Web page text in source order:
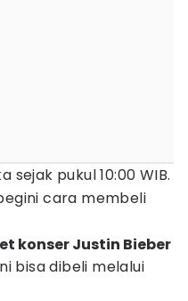
sejak pukul 10:00 WIB.
cara membeli
konser Justin Bieber
bisa dibeli melalui